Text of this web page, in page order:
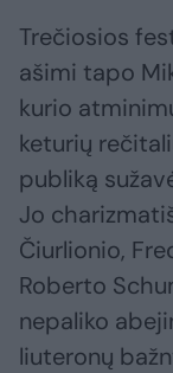
Trečiosios
ašimi tapo
kurio
keturių
publiką
Jo
Čiurlionio,
Roberto
nepaliko
liuteronų